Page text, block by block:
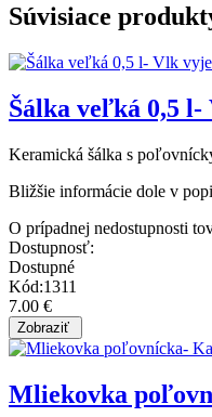
Súvisiace
Šálka veľká 0,5
Keramická šálka s
Bližšie informácie dole v
O prípadnej nedostupnosti
Dostupnosť:
Dostupné
Kód:1311
7.00 €
Mliekovka